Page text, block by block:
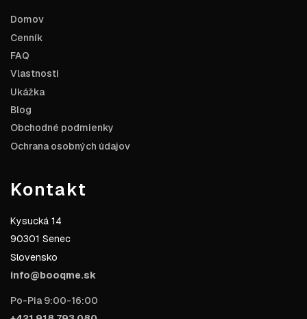
Domov
Cenník
FAQ
Vlastnosti
Ukážka
Blog
Obchodné podmienky
Ochrana osobných údajov
Kontakt
Kysucká 14
90301 Senec
Slovensko
info@booqme.sk
Po-Pia 9:00-16:00